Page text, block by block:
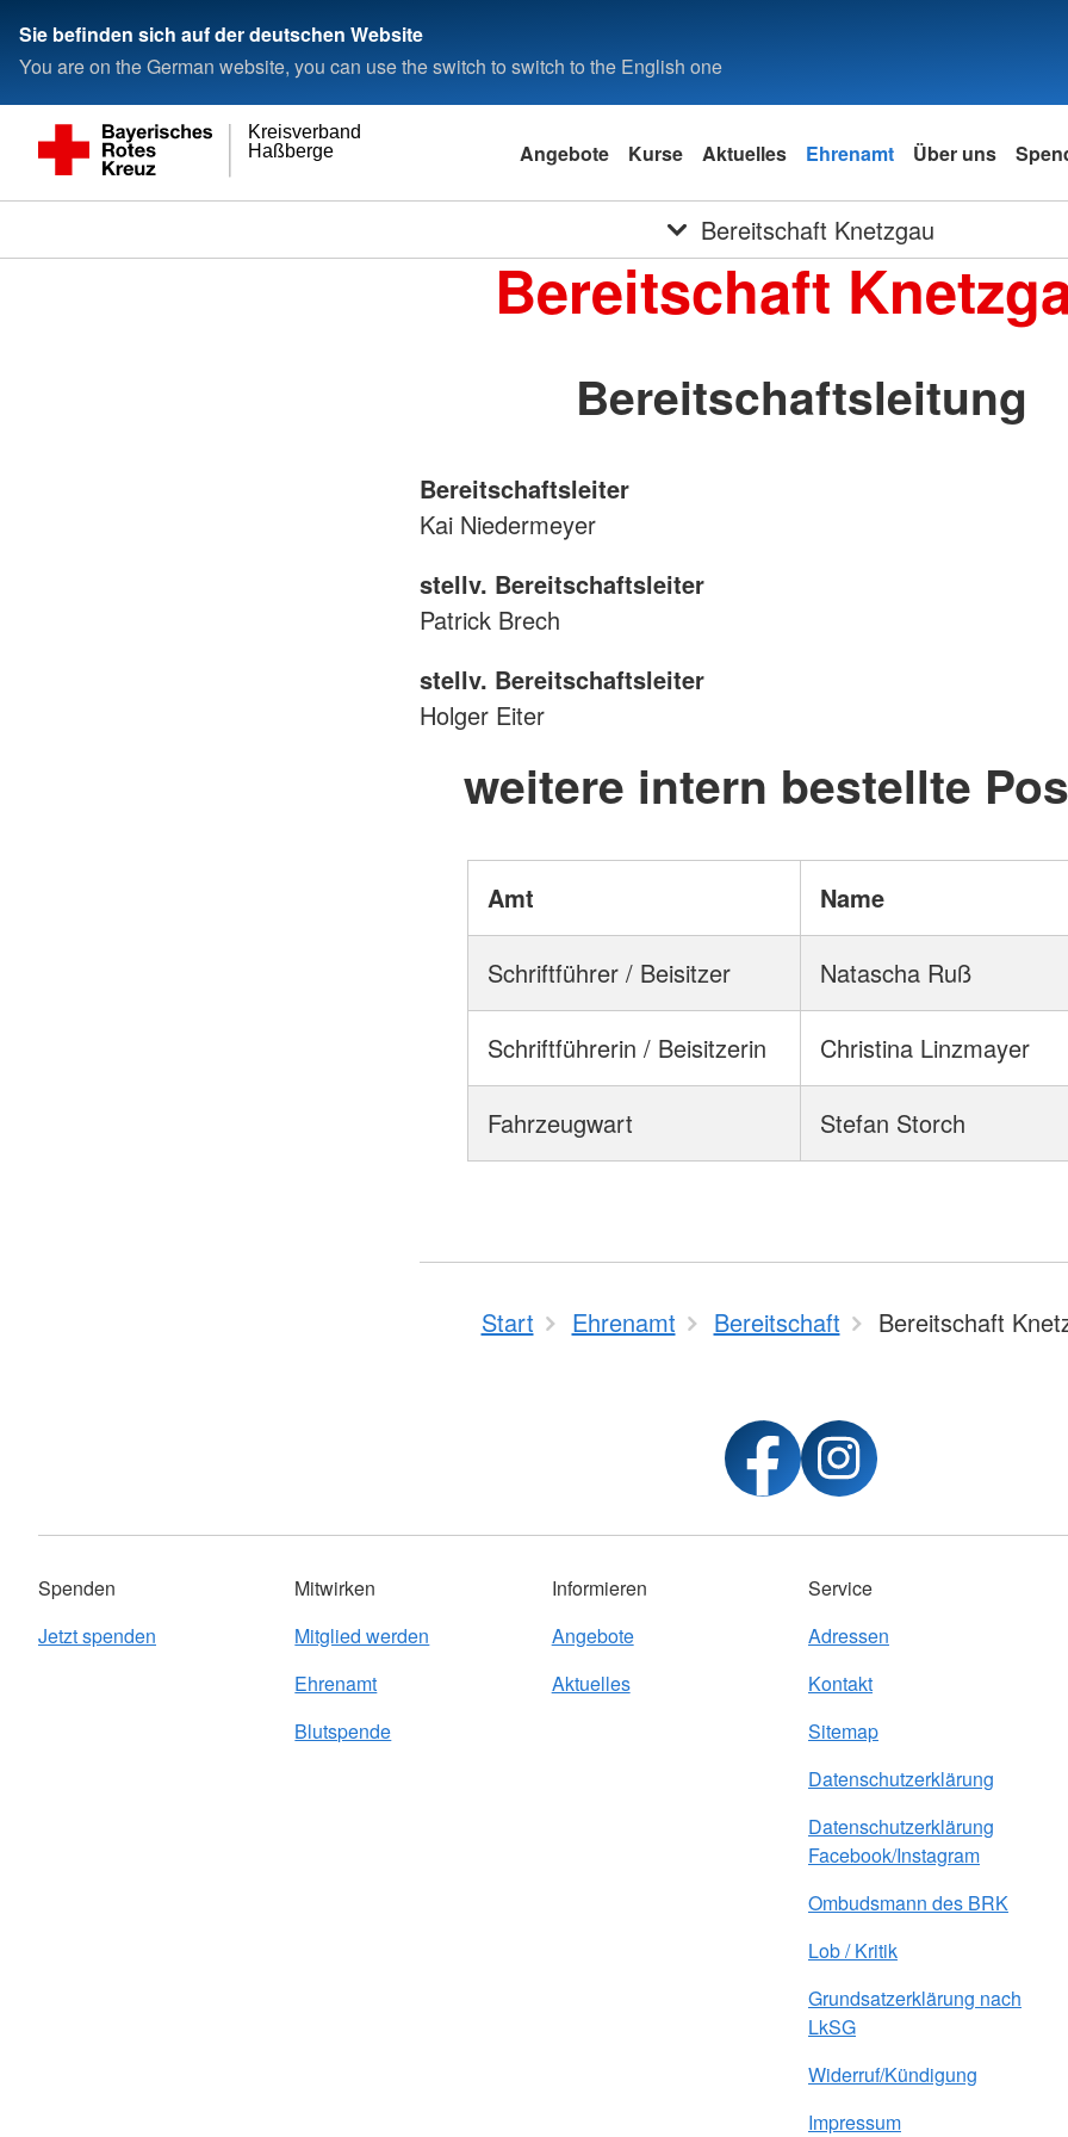
Sie befinden sich auf der deutschen Website
You are on the German website, you can use the switch to switch to the English one
Haßberge
Kreisverband
Angebote Kurse Aktuelles Ehrenamt Über uns
Bereitschaft Knetzgau
Bereitschaft
Bereitschaftsleitung
Bereitschaftsleiter
Kai Niedermeyer
stellv. Bereitschaftsleiter
Patrick Brech
stellv. Bereitschaftsleiter
Holger Eiter
weitere intern bestellte
Amt Name
Schriftführer / Beisitzer Natascha Ruß
Schriftführerin / Beisitzerin Christina Linzmayer
Fahrzeugwart Stefan Storch
Start Ehrenamt Bereitschaft Bereitschaft
Spenden
Jetzt spenden
Mitwirken
Mitglied werden
Ehrenamt
Blutspende
Informieren
Angebote
Aktuelles
Service
Adressen
Kontakt
Sitemap
Datenschutzerklärung
Datenschutzerklärung
Facebook/Instagram
Ombudsmann des BRK
Lob / Kritik
Grundsatzerklärung nach
LkSG
Widerruf/Kündigung
Impressum